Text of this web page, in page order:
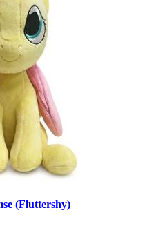
(Fluttershy)